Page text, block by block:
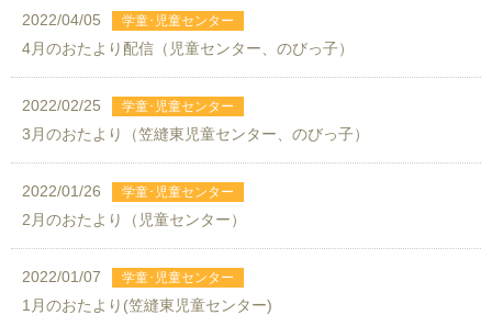
2022/04/05
4月のおたより配信（児童センター、のびっ子）
2022/02/25
3月のおたより（笠縫東児童センター、のびっ子）
2022/01/26
2月のおたより（児童センター）
2022/01/07
1月のおたより(笠縫東児童センター)